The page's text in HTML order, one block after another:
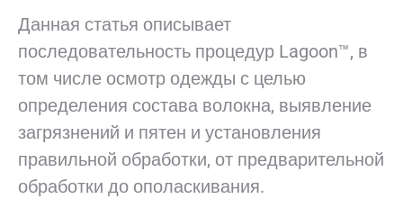
Данная статья описывает
последовательность процедур Lagoon™, в
том числе осмотр одежды с целью
определения состава волокна, выявление
загрязнений и пятен и установления
правильной обработки, от предварительной
обработки до ополаскивания.